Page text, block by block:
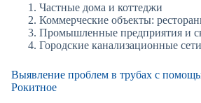
Частные дома и коттеджи
Коммерческие объекты:
Промышленные предприятия и
Городские канализационные сети
Выявление проблем в трубах с
Рокитное